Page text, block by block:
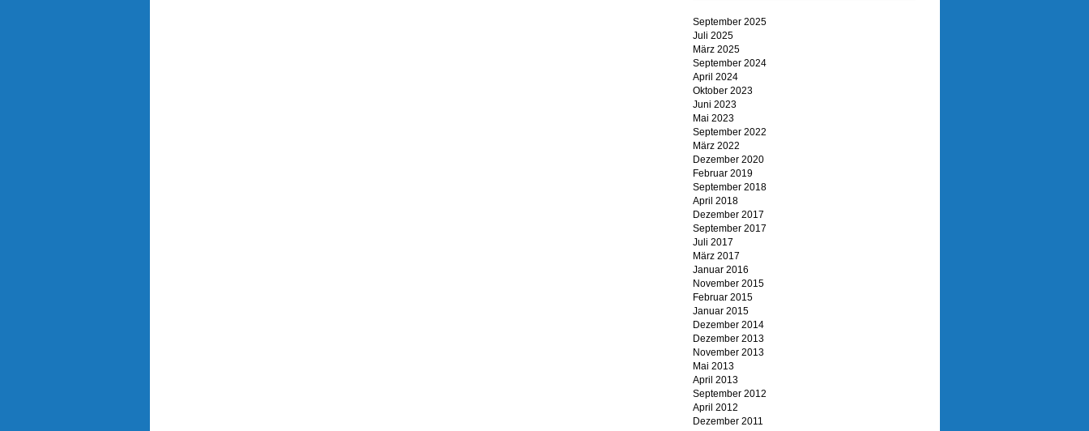
September 2025
Juli 2025
März 2025
September 2024
April 2024
Oktober 2023
Juni 2023
Mai 2023
September 2022
März 2022
Dezember 2020
Februar 2019
September 2018
April 2018
Dezember 2017
September 2017
Juli 2017
März 2017
Januar 2016
November 2015
Februar 2015
Januar 2015
Dezember 2014
Dezember 2013
November 2013
Mai 2013
April 2013
September 2012
April 2012
Dezember 2011